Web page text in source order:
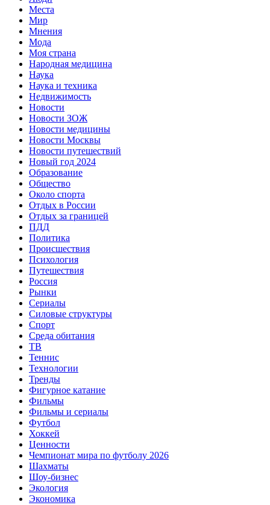
Места
Мир
Мнения
Мода
Моя страна
Народная медицина
Наука
Наука и техника
Недвижимость
Новости
Новости ЗОЖ
Новости медицины
Новости Москвы
Новости путешествий
Новый год 2024
Образование
Общество
Около спорта
Отдых в России
Отдых за границей
ПДД
Политика
Происшествия
Психология
Путешествия
Россия
Рынки
Сериалы
Силовые структуры
Спорт
Среда обитания
ТВ
Теннис
Технологии
Тренды
Фигурное катание
Фильмы
Фильмы и сериалы
Футбол
Хоккей
Ценности
Чемпионат мира по футболу 2026
Шахматы
Шоу-бизнес
Экология
Экономика